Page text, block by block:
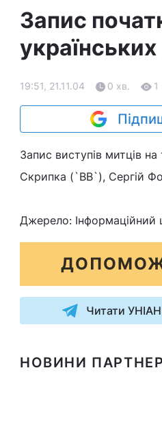
Запис
19:51, 21.11.04 0 хв. 1
Запис виступів митців
Скрипка (`ВВ`), Сергій
Джерело: Інформаційний
Читати
НОВИНИ